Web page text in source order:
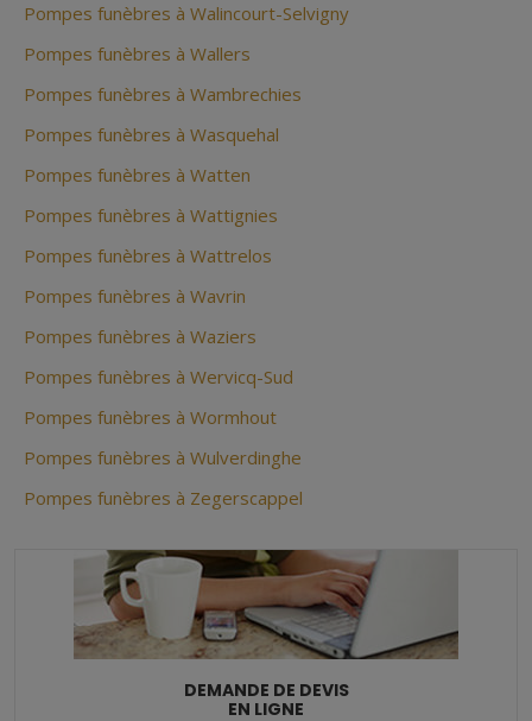
Pompes funèbres à Walincourt-Selvigny
Pompes funèbres à Wallers
Pompes funèbres à Wambrechies
Pompes funèbres à Wasquehal
Pompes funèbres à Watten
Pompes funèbres à Wattignies
Pompes funèbres à Wattrelos
Pompes funèbres à Wavrin
Pompes funèbres à Waziers
Pompes funèbres à Wervicq-Sud
Pompes funèbres à Wormhout
Pompes funèbres à Wulverdinghe
Pompes funèbres à Zegerscappel
DEMANDE DE DEVIS
EN LIGNE